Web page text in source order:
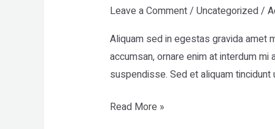
Leave a Comment/ Uncategorized/
Aliquam sed in egestas gravida amet
accumsan, ornare enim at interdum
suspendisse. Sed et aliquam
Read More »